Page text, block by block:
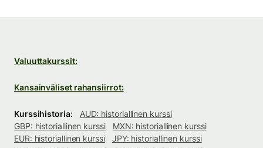
Valuuttakurssit:
Kansainväliset rahansiirrot:
Kurssihistoria:
AUD: historiallinen kurssi
GBP: historiallinen kurssi
MXN: historiallinen kurssi
EUR: historiallinen kurssi
JPY: historiallinen kurssi